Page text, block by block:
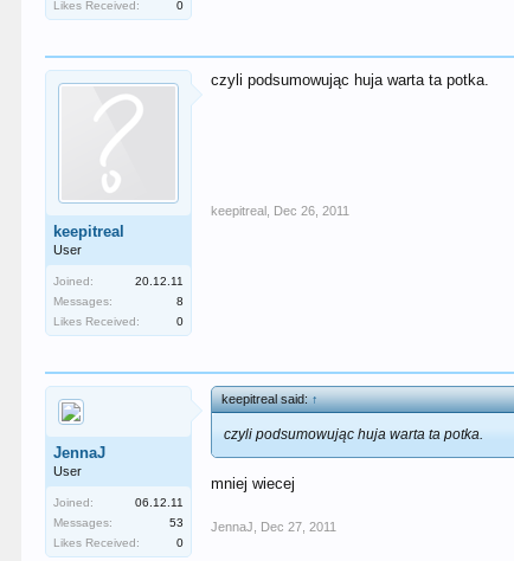
Likes Received:
0
keepitreal
User
Joined:
20.12.11
Messages:
8
Likes Received:
0
czyli podsumowując huja warta ta potka.
keepitreal Dec 26, 2011
JennaJ
User
Joined:
06.12.11
Messages:
53
Likes Received:
0
keepitreal said:↑
czyli podsumowując huja warta ta potka.
mniej wiecej
JennaJ Dec 27, 2011